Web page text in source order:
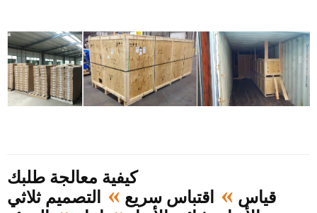
كيفية معالجة طلبك
قياس » اقتباس سريع »
التصميم ثلاثي